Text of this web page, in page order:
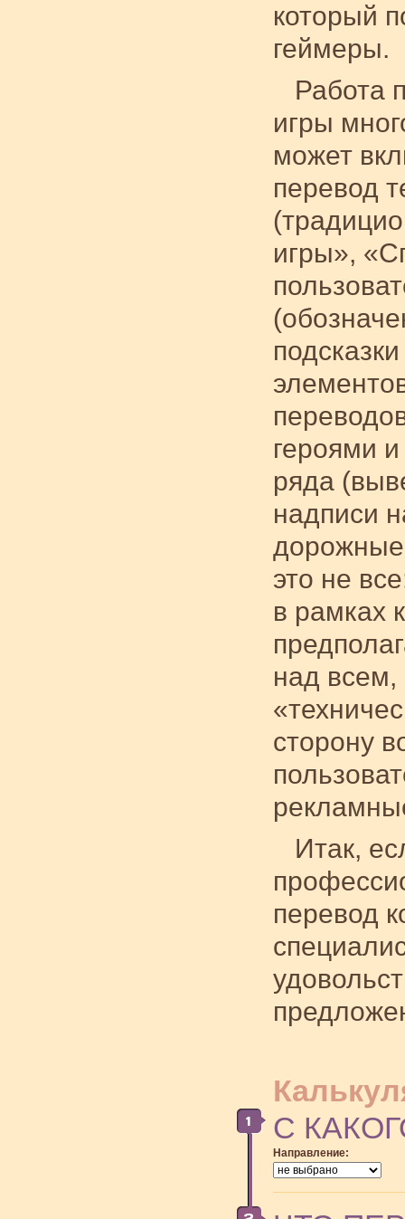
который
геймеры.
Работа
игры
может
перевод
игры»,
героями
ряда
надписи
дорожные
это не
в рамках
над всем,
сторону
Итак,
перевод
С
Направление: